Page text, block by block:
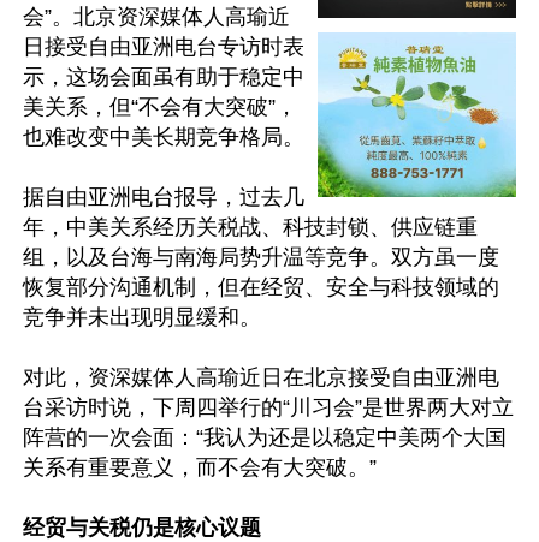
会”。北京资深媒体人高瑜近
日接受自由亚洲电台专访时表
示，这场会面虽有助于稳定中
美关系，但“不会有大突破”，
也难改变中美长期竞争格局。
据自由亚洲电台报导，过去几
年，中美关系经历关税战、科技封锁、供应链重
组，以及台海与南海局势升温等竞争。双方虽一度
恢复部分沟通机制，但在经贸、安全与科技领域的
竞争并未出现明显缓和。
对此，资深媒体人高瑜近日在北京接受自由亚洲电
台采访时说，下周四举行的“川习会”是世界两大对立
阵营的一次会面：“我认为还是以稳定中美两个大国
关系有重要意义，而不会有大突破。”
经贸与关税仍是核心议题